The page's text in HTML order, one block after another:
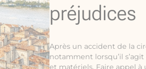
préjudices
Après un accident de la
notamment lorsqu’il
et matériels. Faire appel